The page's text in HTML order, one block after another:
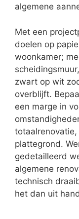
algemene
Met een
doelen op
woonkamer;
zwart op wit
overblijft.
een marge in
plattegrond.
gedetailleerd
algemene
technisch
het dan uit